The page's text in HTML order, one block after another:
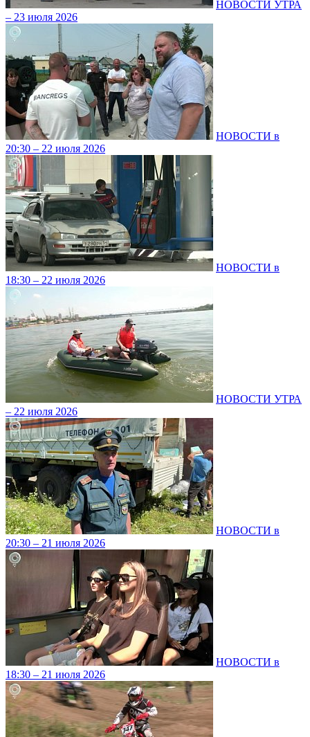
НОВОСТИ УТРА
– 23 июля 2026
НОВОСТИ в
20:30 – 22 июля 2026
НОВОСТИ в
18:30 – 22 июля 2026
НОВОСТИ УТРА
– 22 июля 2026
НОВОСТИ в
20:30 – 21 июля 2026
НОВОСТИ в
18:30 – 21 июля 2026